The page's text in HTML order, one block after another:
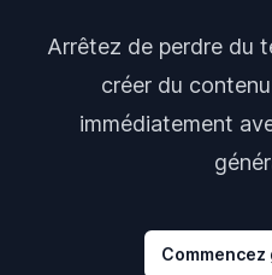
Arrêtez de perdre du
créer du
immédiatement